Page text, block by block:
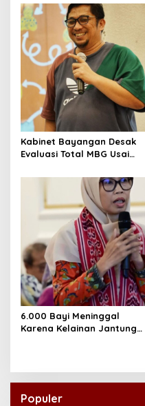
Kabinet Bayangan Desak
Evaluasi Total MBG Usai
Massal
6.000 Bayi Meninggal
Karena Kelainan Jantung
Populer